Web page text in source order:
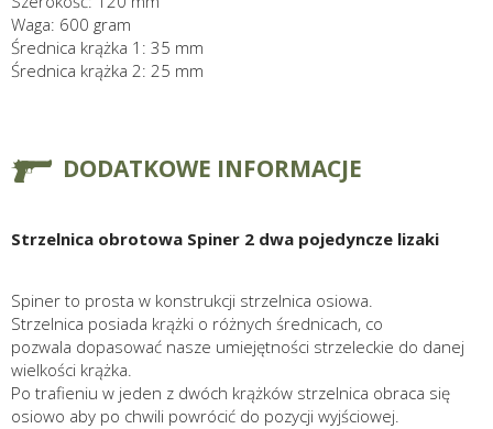
Waga: 600 gram
Średnica krążka 1: 35 mm
Średnica krążka 2: 25 mm
DODATKOWE INFORMACJE
Strzelnica obrotowa Spiner 2 dwa pojedyncze lizaki
Spiner to prosta w konstrukcji strzelnica osiowa.
Strzelnica posiada krążki o różnych średnicach, co
pozwala dopasować nasze umiejętności strzeleckie do danej
wielkości krążka.
Po trafieniu w jeden z dwóch krążków strzelnica obraca się
osiowo aby po chwili powrócić do pozycji wyjściowej.